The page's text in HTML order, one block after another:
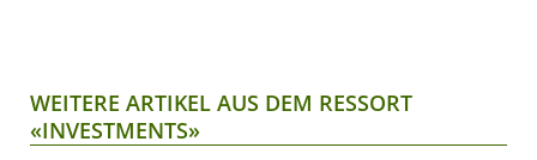
WEITERE ARTIKEL AUS DEM RESSORT
«INVESTMENTS»